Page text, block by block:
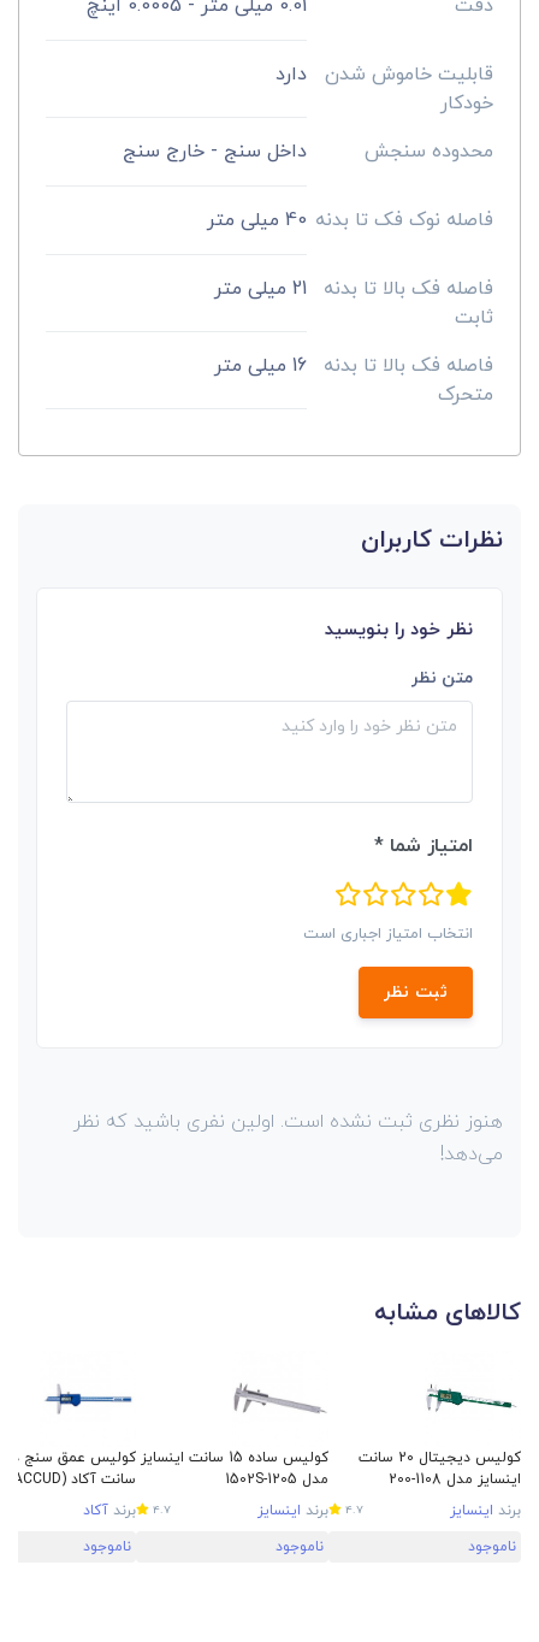
دقت 0.01 میلی متر - 0.0005 اینچ
قابلیت خاموش شدن
خودکار
دارد
محدوده سنجش داخل سنج - خارج سنج
فاصله نوک فک تا بدنه 40 میلی متر
فاصله فک بالا تا بدنه
ثابت
21 میلی متر
فاصله فک بالا تا بدنه
متحرک
16 میلی متر
نظرات کاربران
نظر خود را بنویسید
متن نظر
امتیاز شما *
انتخاب امتیاز اجباری است
ثبت نظر
هنوز نظری ثبت نشده است. اولین نفری باشید که نظر
می‌دهد!
کالاهای مشابه
کولیس دیجیتال 20 سانت
اینسایز مدل 1108-200
برند اینسایز 4.7
ناموجود
کولیس ساده 15 سانت اینسایز
مدل 1502S-1205
برند اینسایز 4.7
ناموجود
008-172
برند آکاد
ناموجود